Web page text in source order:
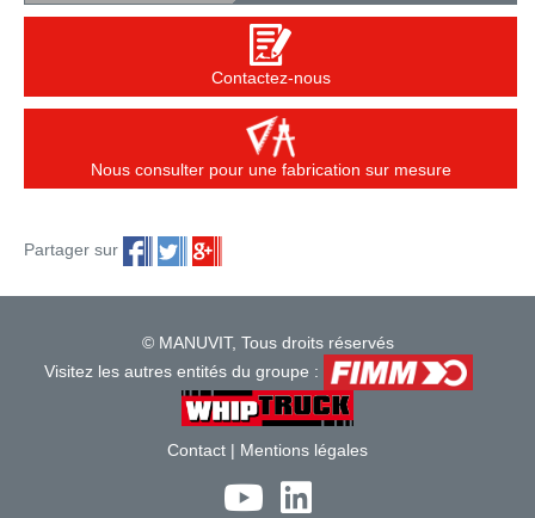
Contactez-nous
Nous consulter pour une fabrication sur mesure
Partager sur
© MANUVIT, Tous droits réservés
Visitez les autres entités du groupe :
Contact | Mentions légales